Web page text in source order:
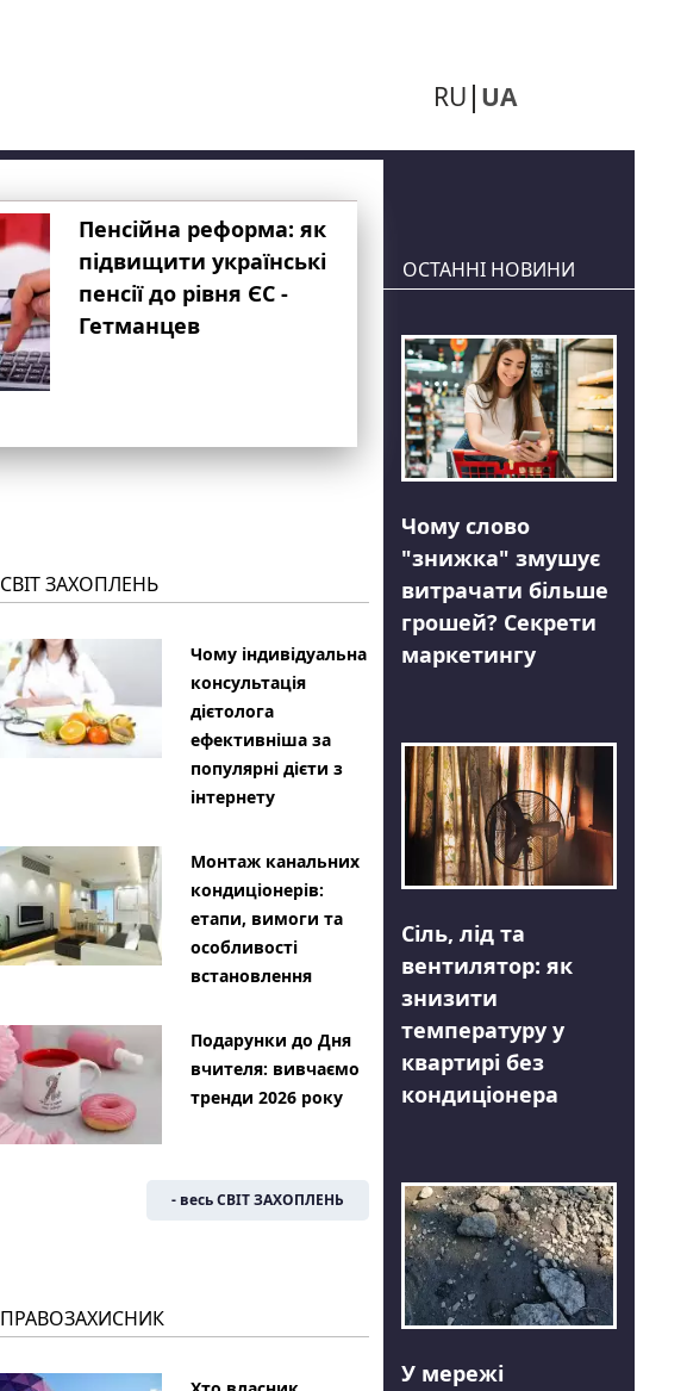
RU UA
Пенсійна реформа: як
підвищити українські
пенсії до рівня ЄС -
Гетманцев
СВІТ ЗАХОПЛЕНЬ
Чому індивідуальна
консультація
дієтолога
ефективніша за
популярні дієти з
інтернету
Монтаж канальних
кондиціонерів:
етапи, вимоги та
особливості
встановлення
Подарунки до Дня
вчителя: вивчаємо
тренди 2026 року
- весь СВІТ ЗАХОПЛЕНЬ
ПРАВОЗАХИСНИК
ОСТАННІ НОВИНИ
Чому слово
"знижка" змушує
витрачати більше
грошей? Секрети
маркетингу
Сіль, лід та
вентилятор: як
знизити
температуру у
квартирі без
кондиціонера
У мережі